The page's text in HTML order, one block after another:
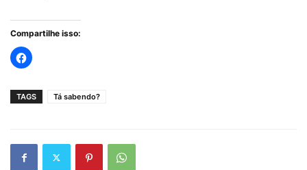
Compartilhe isso:
TAGS Tá sabendo?